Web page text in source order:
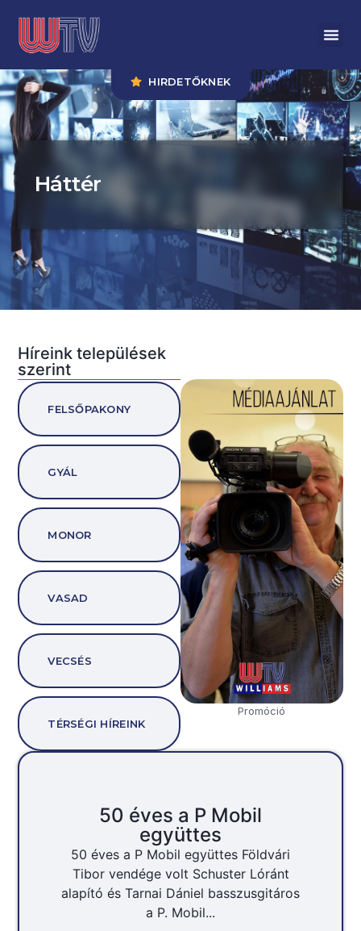
HIRDETŐKNEK
Háttér
50 éves a P Mobil
együttes
50 éves a P Mobil együttes Földvári
Tibor vendége volt Schuster Lóránt
alapító és Tarnai Dániel basszusgitáros
a P. Mobil...
Híreink települések
szerint
FELSŐPAKONY
GYÁL
MONOR
VASAD
VECSÉS
TÉRSÉGI HÍREINK
Promóció